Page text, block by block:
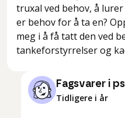
truxal ved behov, å
er behov for å ta en?
meg i å få tatt den ved
tankeforstyrrelser og
Fagsvarer i
Tidligere i år